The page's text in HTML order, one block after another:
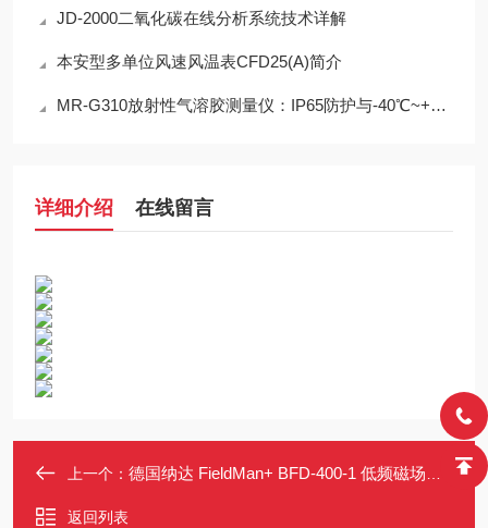
JD-2000二氧化碳在线分析系统技术详解
本安型多单位风速风温表CFD25(A)简介
MR-G310放射性气溶胶测量仪：IP65防护与-40℃~+50℃宽温工作能力
详细介绍 在线留言
上一个： 德国纳达 FieldMan+ BFD-400-1 低频磁场测试仪 支持WPM/WRM时域计权
返回列表